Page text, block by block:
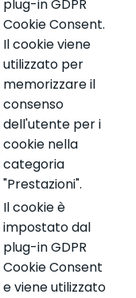
plug-in GDPR
Cookie Consent.
Il cookie viene
utilizzato per
memorizzare il
consenso
dell'utente per i
cookie nella
categoria
"Prestazioni".
Il cookie è
impostato dal
plug-in GDPR
Cookie Consent
e viene utilizzato